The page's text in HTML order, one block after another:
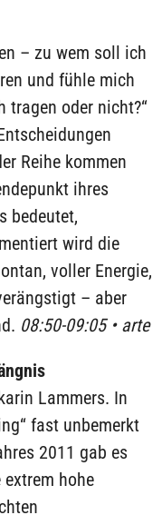
– zu wem soll ich
und fühle mich
tragen oder nicht?“
Reihe kommen
ihres
bedeutet,
wird die
voller Energie,
– aber
08:50-09:05 • arte
Lammers. In
fast unbemerkt
2011 gab es
hohe